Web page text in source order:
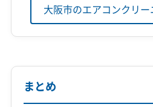
大阪市のエアコンクリ
まとめ